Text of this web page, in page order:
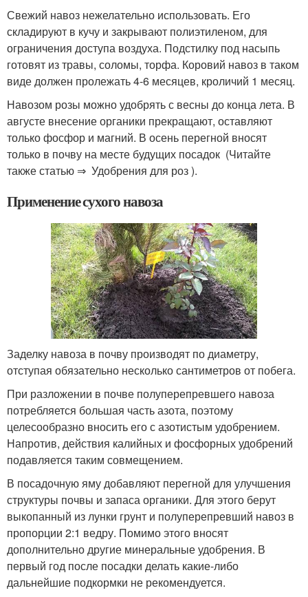
Свежий навоз нежелательно использовать. Его
складируют в кучу и закрывают полиэтиленом, для
ограничения доступа воздуха. Подстилку под насыпь
готовят из травы, соломы, торфа. Коровий навоз в таком
виде должен пролежать 4-6 месяцев, кроличий 1 месяц.
Навозом розы можно удобрять с весны до конца лета. В
августе внесение органики прекращают, оставляют
только фосфор и магний. В осень перегной вносят
только в почву на месте будущих посадок (Читайте
также статью ⇒ Удобрения для роз ).
Применение сухого навоза
Заделку навоза в почву производят по диаметру,
отступая обязательно несколько сантиметров от побега.
При разложении в почве полуперепревшего навоза
потребляется большая часть азота, поэтому
целесообразно вносить его с азотистым удобрением.
Напротив, действия калийных и фосфорных удобрений
подавляется таким совмещением.
В посадочную яму добавляют перегной для улучшения
структуры почвы и запаса органики. Для этого берут
выкопанный из лунки грунт и полуперепревший навоз в
пропорции 2:1 ведру. Помимо этого вносят
дополнительно другие минеральные удобрения. В
первый год после посадки делать какие-либо
дальнейшие подкормки не рекомендуется.